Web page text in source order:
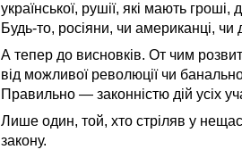
української, рушії, які мають
Будь-то, росіяни, чи американці,
А тепер до висновків. От чим
від можливої революції чи
Правильно — законністю дій усіх
Лише один, той, хто стріляв у
закону.